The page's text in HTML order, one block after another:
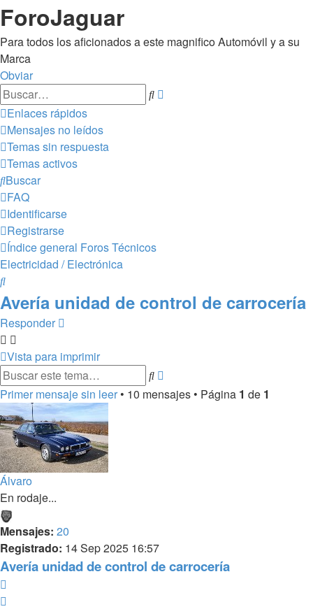
ForoJaguar
Para todos los aficionados a este magnifico Automóvil y a su
Marca
Obviar
Buscar
Enlaces rápidos
Mensajes no leídos
Temas sin respuesta
Temas activos
Buscar
FAQ
Identificarse
Registrarse
Índice general Foros Técnicos
Electricidad / Electrónica
Buscar
Avería unidad de control de carrocería
Responder
Vista para imprimir
Buscar
avanzada
Primer mensaje sin leer • 10 mensajes • Página 1 de 1
Álvaro
En rodaje...
Mensajes: 20
Registrado: 14 Sep 2025 16:57
Avería unidad de control de carrocería